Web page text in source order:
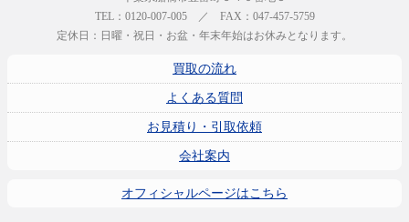
TEL：0120-007-005 ／ FAX：047-457-5759
定休日：日曜・祝日・お盆・年末年始はお休みとなります。
買取の流れ
よくある質問
お見積り・引取依頼
会社案内
オフィシャルページはこちら